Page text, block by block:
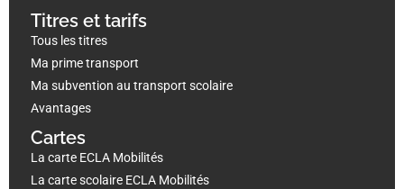
Titres et tarifs
Tous les titres
Ma prime transport
Ma subvention au transport scolaire
Avantages
Cartes
La carte ECLA Mobilités
La carte scolaire ECLA Mobilités